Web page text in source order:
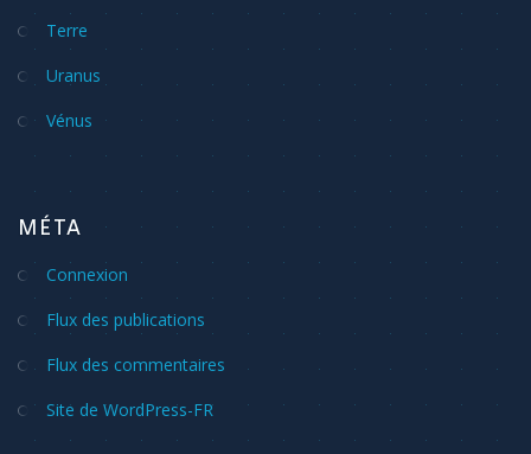
Terre
Uranus
Vénus
MÉTA
Connexion
Flux des publications
Flux des commentaires
Site de WordPress-FR